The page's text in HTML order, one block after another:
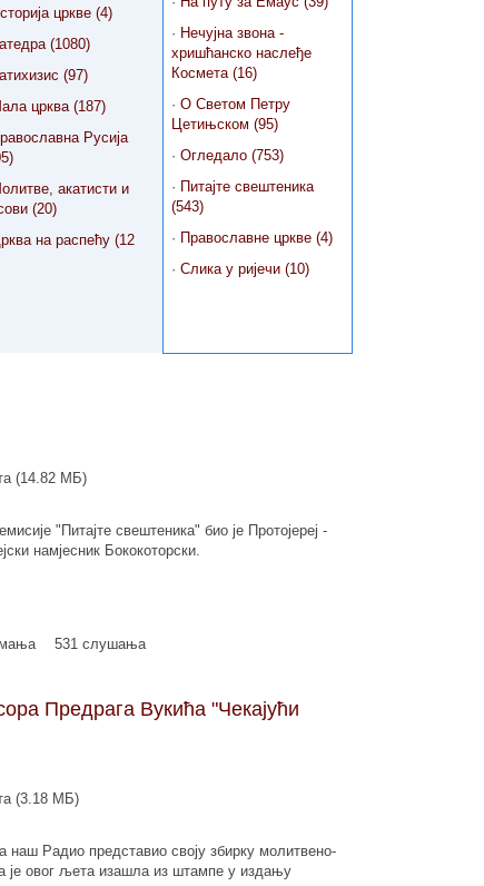
цркве (4)
(1080)
(97)
црква (187)
Русија
акатисти и
(20)
на распећу (12
· Нечујна звона -
хришћанско наслеђе
Космета (16)
· О Светом Петру
Цетињском (95)
· Огледало (753)
· Питајте свештеника
(543)
· Православне цркве (4)
· Слика у ријечи (10)
(14.82 МБ)
"Питајте свештеника" биo je Протојереј -
намјесник Бококоторски.
531 слушања
Предрага Вукића "Чекајући
(3.18 МБ)
Радио представио своју збирку молитвено-
је овог љета изашла из штампе у издању